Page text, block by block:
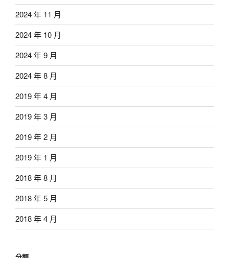
2024 年 11 月
2024 年 10 月
2024 年 9 月
2024 年 8 月
2019 年 4 月
2019 年 3 月
2019 年 2 月
2019 年 1 月
2018 年 8 月
2018 年 5 月
2018 年 4 月